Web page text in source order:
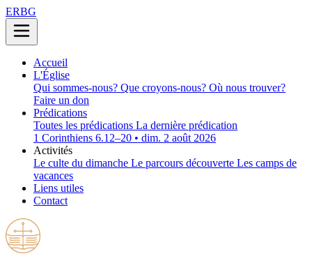
ERBG
Accueil
L'Église
Qui sommes-nous? Que croyons-nous? Où nous trouver?
Faire un don
Prédications
Toutes les prédications La dernière prédication
1 Corinthiens 6.12–20 • dim. 2 août 2026
Activités
Le culte du dimanche Le parcours découverte Les camps de
vacances
Liens utiles
Contact